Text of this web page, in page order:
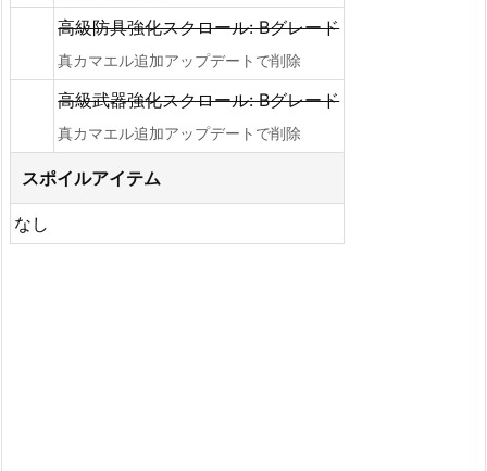
高級防具強化スクロール: Bグレード
真カマエル追加アップデートで削除
高級武器強化スクロール: Bグレード
真カマエル追加アップデートで削除
スポイルアイテム
なし